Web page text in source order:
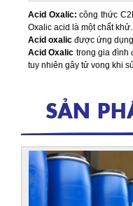
Acid Oxalic: công thức
Oxalic acid là một chất
Acid oxalic được ứng
Acid Oxalic trong gia đình
tuy nhiên gây tử vong khi
SẢN